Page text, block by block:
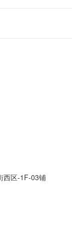
西区-1F-03铺